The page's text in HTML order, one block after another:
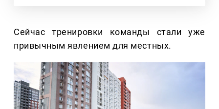
Сейчас тренировки команды стали уже
привычным явлением для местных.